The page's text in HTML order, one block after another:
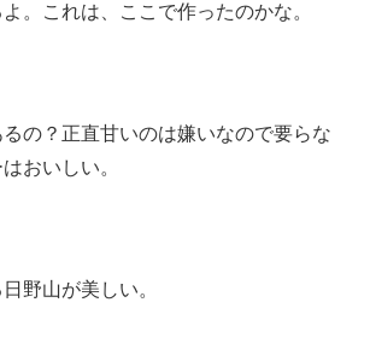
。これは、ここで作ったのかな。
の？正直甘いのは嫌いなので要らな
おいしい。
野山が美しい。